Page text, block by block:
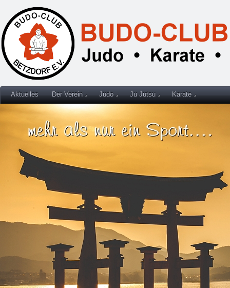
Aktuelles Der Verein Judo Ju Jutsu Karate